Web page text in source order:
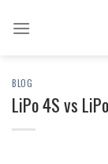
BLOG
LiPo 4S vs